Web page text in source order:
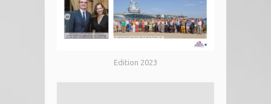
Edition 2023